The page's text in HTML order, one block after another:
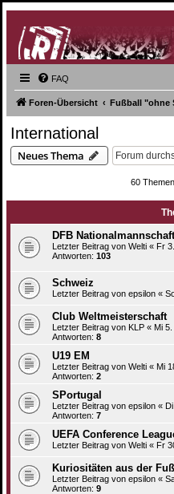
FAQ
Foren-Übersicht Fußball "ohne
International
Neues Thema
60 Themen
DFB Nationalmannschaft
Letzter Beitrag von Welti « Fr
Antworten: 103
Schweiz
Letzter Beitrag von epsilon «
Club Weltmeisterschaft
Letzter Beitrag von KLP « Mi
Antworten: 8
U19 EM
Letzter Beitrag von Welti « Mi
Antworten: 2
SPortugal
Letzter Beitrag von epsilon «
Antworten: 7
UEFA Conference
Letzter Beitrag von Welti « Fr
Kuriositäten aus der
Letzter Beitrag von epsilon «
Antworten: 9